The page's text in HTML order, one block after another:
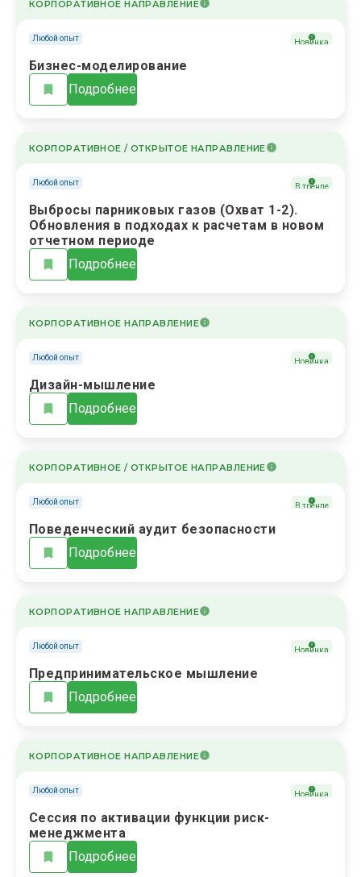
КОРПОРАТИВНОЕ НАПРАВЛЕНИЕ
Любой опыт Новинка
Бизнес-моделирование
Подробнее
КОРПОРАТИВНОЕ / ОТКРЫТОЕ НАПРАВЛЕНИЕ
Любой опыт В тренде
Выбросы парниковых газов (Охват 1-2).
Обновления в подходах к расчетам в новом
отчетном периоде
Подробнее
КОРПОРАТИВНОЕ НАПРАВЛЕНИЕ
Любой опыт Новинка
Дизайн-мышление
Подробнее
КОРПОРАТИВНОЕ / ОТКРЫТОЕ НАПРАВЛЕНИЕ
Любой опыт В тренде
Поведенческий аудит безопасности
Подробнее
КОРПОРАТИВНОЕ НАПРАВЛЕНИЕ
Любой опыт Новинка
Предпринимательское мышление
Подробнее
КОРПОРАТИВНОЕ НАПРАВЛЕНИЕ
Любой опыт Новинка
Сессия по активации функции риск-
менеджмента
Подробнее